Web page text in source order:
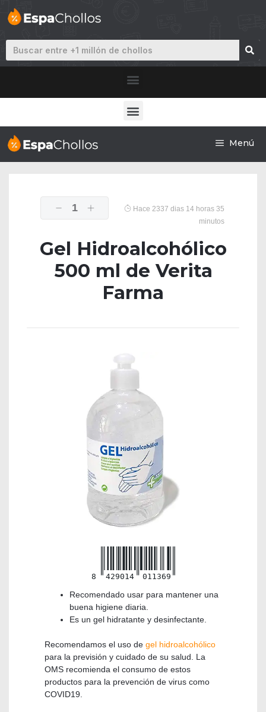
Menú
1
Hace 2337 dias 14 horas 35
minutos
Gel Hidroalcohólico
500 ml de Verita
Farma
8 429014 011369
Recomendado usar para mantener una
buena higiene diaria.
Es un gel hidratante y desinfectante.
Recomendamos el uso de gel hidroalcohólico
para la previsión y cuidado de su salud. La
OMS recomienda el consumo de estos
productos para la prevención de virus como
COVID19.